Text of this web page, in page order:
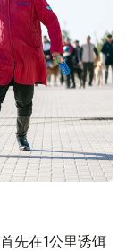
先在1公里诱饵